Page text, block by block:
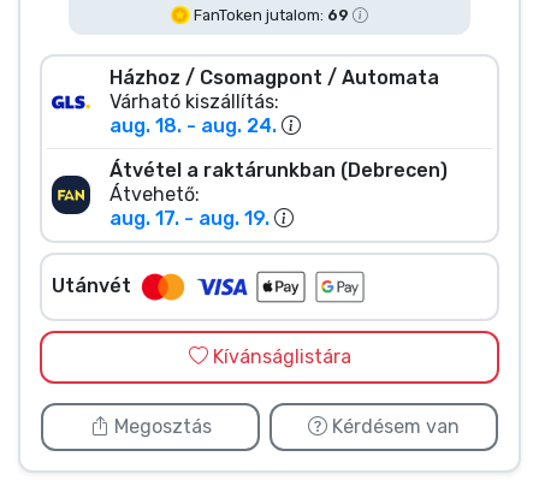
FanToken jutalom: 69
Házhoz / Csomagpont / Automata
Várható kiszállítás:
aug. 18. - aug. 24.
Átvétel a raktárunkban (Debrecen)
Átvehető:
aug. 17. - aug. 19.
Utánvét
Kívánságlistára
Megosztás Kérdésem van
Márkák